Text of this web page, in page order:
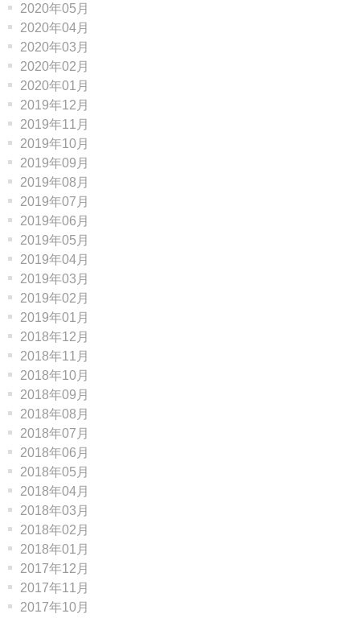
2020年05月
2020年04月
2020年03月
2020年02月
2020年01月
2019年12月
2019年11月
2019年10月
2019年09月
2019年08月
2019年07月
2019年06月
2019年05月
2019年04月
2019年03月
2019年02月
2019年01月
2018年12月
2018年11月
2018年10月
2018年09月
2018年08月
2018年07月
2018年06月
2018年05月
2018年04月
2018年03月
2018年02月
2018年01月
2017年12月
2017年11月
2017年10月